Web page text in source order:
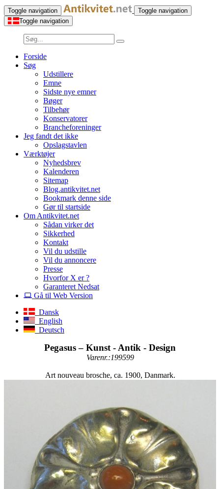
Toggle navigation
Toggle navigation
Toggle navigation
Forside
Søg
Udstillere
Emne
Sidste nye emner
Bøger
Tilbehør
Konservatorer
Brancheforeninger
Jeg fandt det ikke
Opslagstavlen
Værktøjer
Nyhedsbrev
Kalenderen
Sitemap
Blog.antikvitet.net
Bookmark denne side
Gør til startside
Om Antikvitet.net
Sådan virker det
Sikkerhed
Kontakt
Vil du udstille
Vil du annoncere
Presse
Hvorfor X er ?
Garanteret Nedsat
Gå til Web Version
Dansk
English
Deutsch
Pegasus – Kunst - Antik - Design
Varenr.:199599
Art nouveau brosche, ca. 1900, Danmark.